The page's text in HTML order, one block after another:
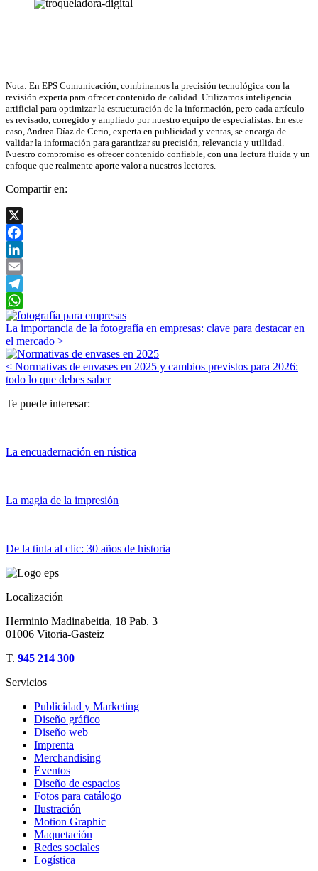
Nota: En EPS Comunicación, combinamos la precisión tecnológica con la
revisión experta para ofrecer contenido de calidad. Utilizamos inteligencia
artificial para optimizar la estructuración de la información, pero cada artículo
es revisado, corregido y ampliado por nuestro equipo de especialistas. En este
caso, Andrea Díaz de Cerio, experta en publicidad y ventas, se encarga de
validar la información para garantizar su precisión, relevancia y utilidad.
Nuestro compromiso es ofrecer contenido confiable, con una lectura fluida y un
enfoque que realmente aporte valor a nuestros lectores.
Compartir en:
X
Facebook
LinkedIn
Email
Telegram
WhatsApp
Navegación
de
entradas
La importancia de la fotografía en empresas: clave para destacar en
el mercado >
< Normativas de envases en 2025 y cambios previstos para 2026:
todo lo que debes saber
Te puede interesar:
La encuadernación en rústica
La magia de la impresión
De la tinta al clic: 30 años de historia
Localización
Herminio Madinabeitia, 18 Pab. 3
01006 Vitoria-Gasteiz
T. 945 214 300
Servicios
Publicidad y Marketing
Diseño gráfico
Diseño web
Imprenta
Merchandising
Eventos
Diseño de espacios
Fotos para catálogo
Ilustración
Motion Graphic
Maquetación
Redes sociales
Logística